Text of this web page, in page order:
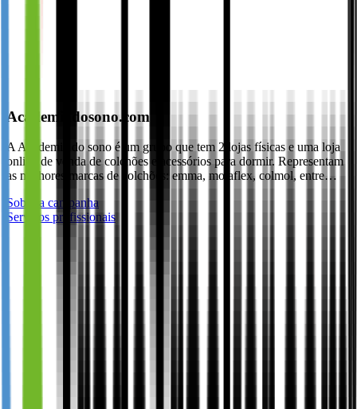
Academiadosono.com
A Academia do sono é um grupo que tem 2 lojas físicas e uma loja
online de venda de colchões e acessórios para dormir. Representam
as melhores marcas de colchões: emma, molaflex, colmol, entre…
Sobre a campanha
Serviços profissionais